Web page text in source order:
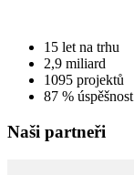
15 let na trhu
2,9 miliard
1095 projektů
87 % úspěšnost
Naši partneři